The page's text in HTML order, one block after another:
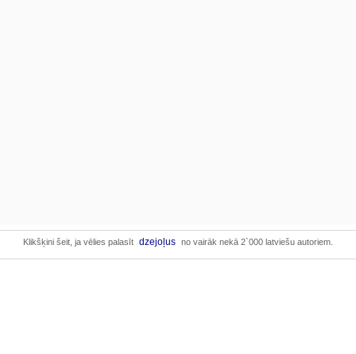
Klikšķini šeit, ja vēlies palasīt dzejoļus no vairāk nekā 2`000 latviešu autoriem.